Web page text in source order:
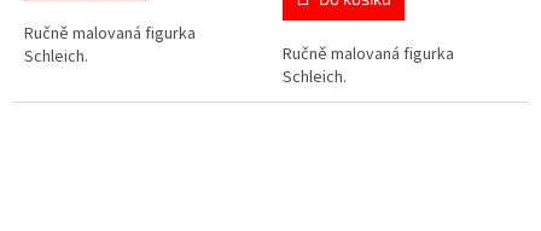
5
hvězdiček.
Ručně malovaná figurka
Schleich.
Ručně malovaná figurka
Schleich.